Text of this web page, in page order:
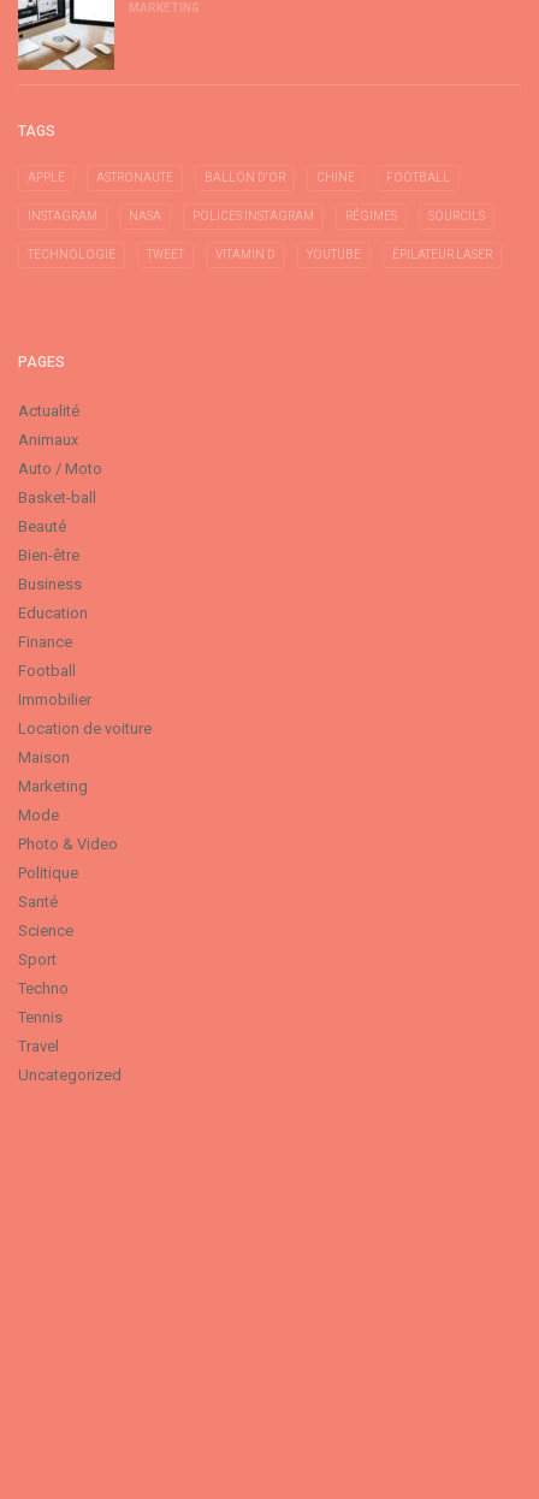
MARKETING
TAGS
APPLE ASTRONAUTE BALLON D'OR CHINE FOOTBALL
INSTAGRAM NASA POLICES INSTAGRAM RÉGIMES SOURCILS
TECHNOLOGIE TWEET VITAMIN D YOUTUBE ÉPILATEUR LASER
PAGES
Actualité
Animaux
Auto / Moto
Basket-ball
Beauté
Bien-être
Business
Education
Finance
Football
Immobilier
Location de voiture
Maison
Marketing
Mode
Photo & Video
Politique
Santé
Science
Sport
Techno
Tennis
Travel
Uncategorized